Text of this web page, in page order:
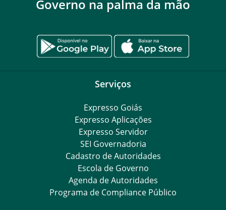
Governo na palma da mão
Serviços
Expresso Goiás
Expresso Aplicações
Expresso Servidor
SEI Governadoria
Cadastro de Autoridades
Escola de Governo
Agenda de Autoridades
Programa de Compliance Público